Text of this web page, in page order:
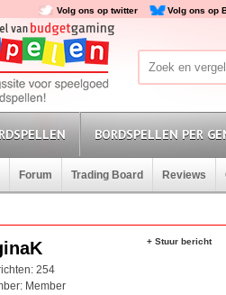
Volg ons op twitter Volg ons op
BORDSPELLEN PER
Forum Trading Board Reviews
254
Member
+ Stuur bericht